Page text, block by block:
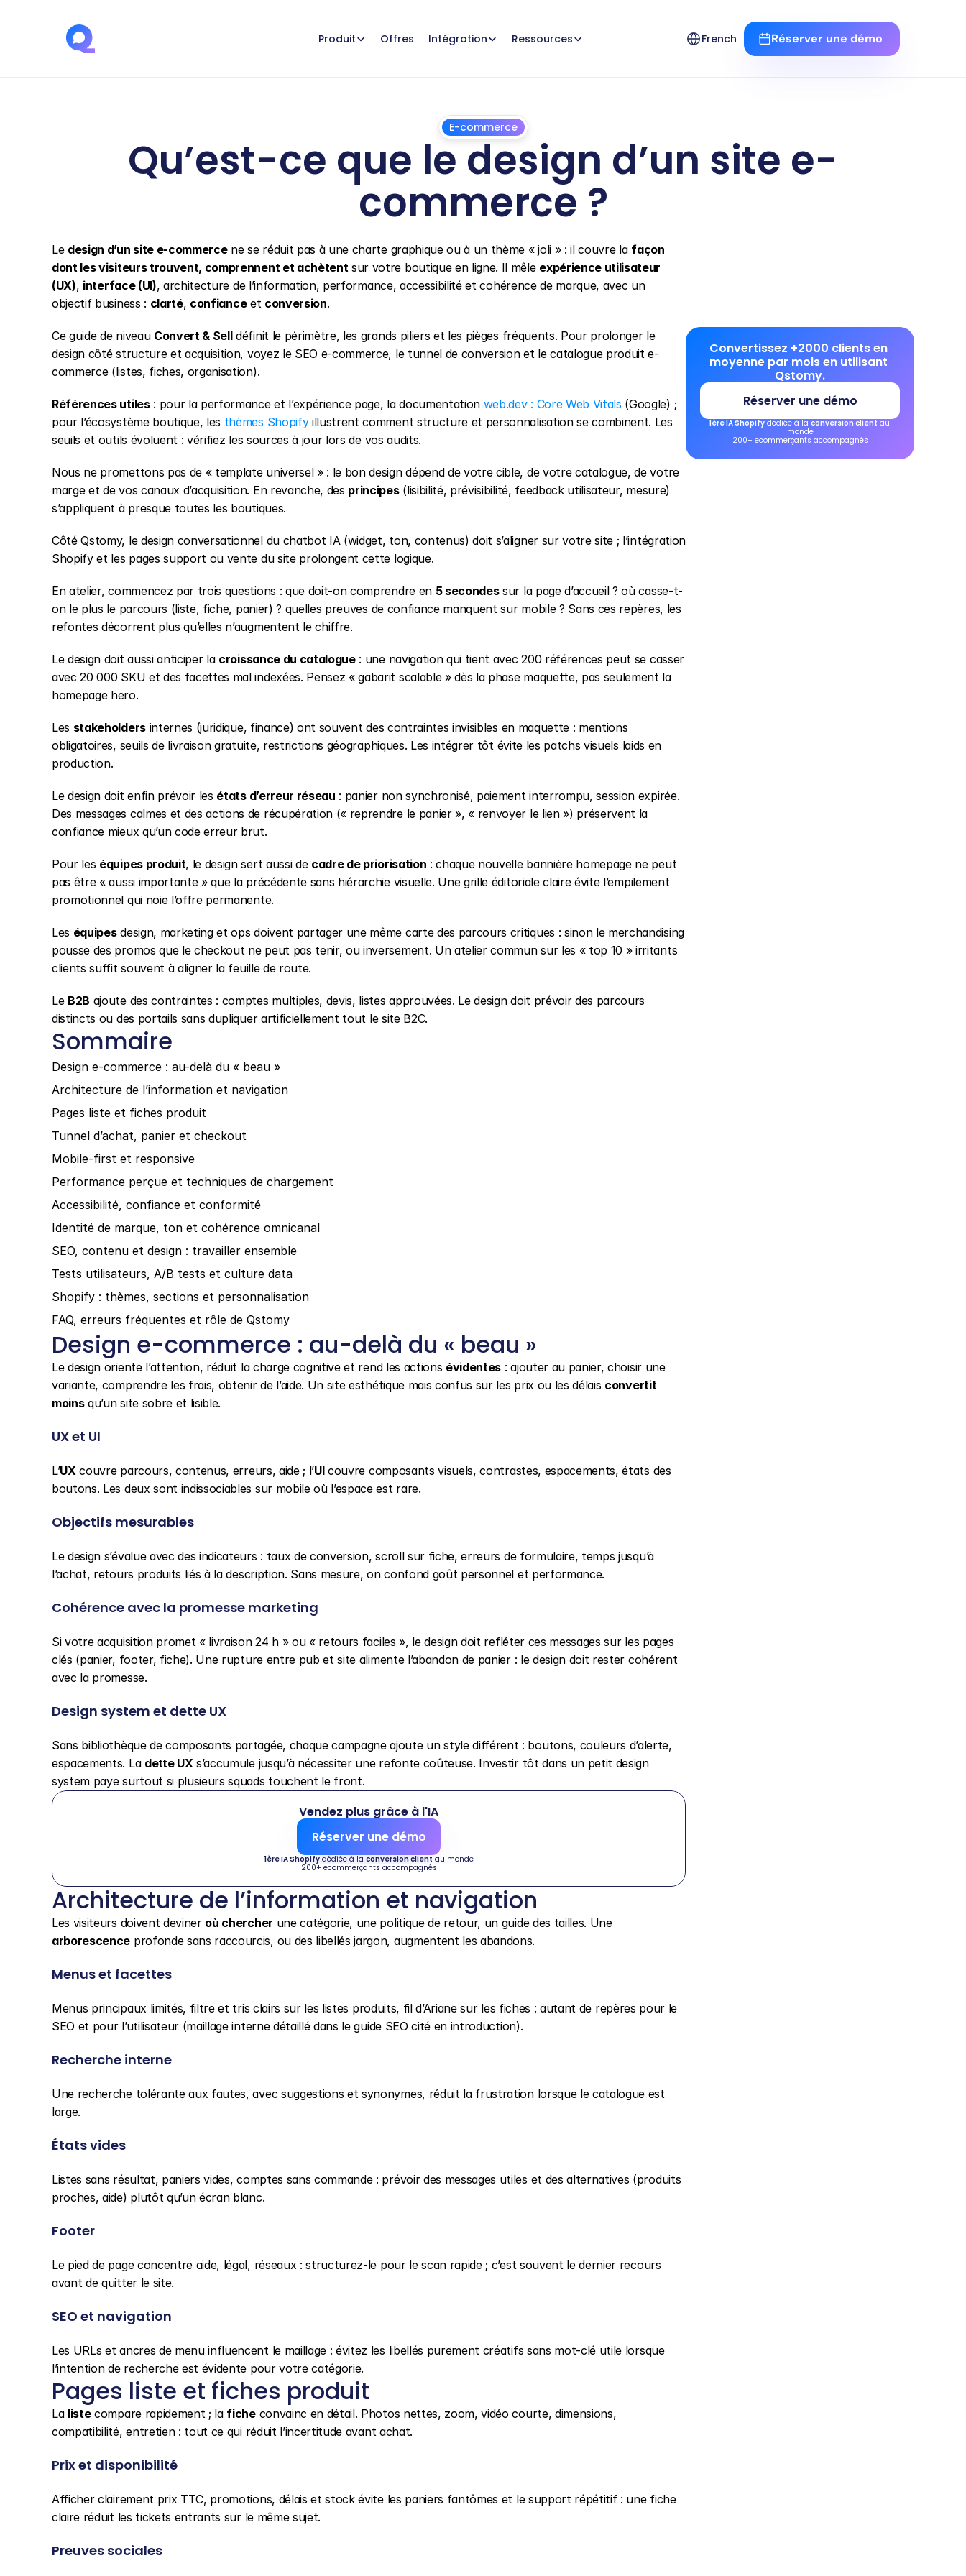
Produit Offres Intégration Ressources
Select Language
French Réserver une démo
E-commerce
Qu’est-ce que le design d’un site e-
commerce ?
Le design d’un site e-commerce ne se réduit pas à une charte graphique ou à un thème « joli » : il couvre la façon
dont les visiteurs trouvent, comprennent et achètent sur votre boutique en ligne. Il mêle expérience utilisateur
(UX), interface (UI), architecture de l’information, performance, accessibilité et cohérence de marque, avec un
objectif business : clarté, confiance et conversion.
Ce guide de niveau Convert & Sell définit le périmètre, les grands piliers et les pièges fréquents. Pour prolonger le
design côté structure et acquisition, voyez le SEO e-commerce, le tunnel de conversion et le catalogue produit e-
commerce (listes, fiches, organisation).
Références utiles : pour la performance et l’expérience page, la documentation web.dev : Core Web Vitals (Google) ;
pour l’écosystème boutique, les thèmes Shopify illustrent comment structure et personnalisation se combinent. Les
seuils et outils évoluent : vérifiez les sources à jour lors de vos audits.
Nous ne promettons pas de « template universel » : le bon design dépend de votre cible, de votre catalogue, de votre
marge et de vos canaux d’acquisition. En revanche, des principes (lisibilité, prévisibilité, feedback utilisateur, mesure)
s’appliquent à presque toutes les boutiques.
Côté Qstomy, le design conversationnel du chatbot IA (widget, ton, contenus) doit s’aligner sur votre site ; l’intégration
Shopify et les pages support ou vente du site prolongent cette logique.
En atelier, commencez par trois questions : que doit-on comprendre en 5 secondes sur la page d’accueil ? où casse-t-
on le plus le parcours (liste, fiche, panier) ? quelles preuves de confiance manquent sur mobile ? Sans ces repères, les
refontes décorrent plus qu’elles n’augmentent le chiffre.
Le design doit aussi anticiper la croissance du catalogue : une navigation qui tient avec 200 références peut se casser
avec 20 000 SKU et des facettes mal indexées. Pensez « gabarit scalable » dès la phase maquette, pas seulement la
homepage hero.
Les stakeholders internes (juridique, finance) ont souvent des contraintes invisibles en maquette : mentions
obligatoires, seuils de livraison gratuite, restrictions géographiques. Les intégrer tôt évite les patchs visuels laids en
production.
Le design doit enfin prévoir les états d’erreur réseau : panier non synchronisé, paiement interrompu, session expirée.
Des messages calmes et des actions de récupération (« reprendre le panier », « renvoyer le lien ») préservent la
confiance mieux qu’un code erreur brut.
Pour les équipes produit, le design sert aussi de cadre de priorisation : chaque nouvelle bannière homepage ne peut
pas être « aussi importante » que la précédente sans hiérarchie visuelle. Une grille éditoriale claire évite l’empilement
promotionnel qui noie l’offre permanente.
Les équipes design, marketing et ops doivent partager une même carte des parcours critiques : sinon le merchandising
pousse des promos que le checkout ne peut pas tenir, ou inversement. Un atelier commun sur les « top 10 » irritants
clients suffit souvent à aligner la feuille de route.
Le B2B ajoute des contraintes : comptes multiples, devis, listes approuvées. Le design doit prévoir des parcours
distincts ou des portails sans dupliquer artificiellement tout le site B2C.
Sommaire
Design e-commerce : au-delà du « beau »
Architecture de l’information et navigation
Pages liste et fiches produit
Tunnel d’achat, panier et checkout
Mobile-first et responsive
Performance perçue et techniques de chargement
Accessibilité, confiance et conformité
Identité de marque, ton et cohérence omnicanal
SEO, contenu et design : travailler ensemble
Tests utilisateurs, A/B tests et culture data
Shopify : thèmes, sections et personnalisation
FAQ, erreurs fréquentes et rôle de Qstomy
Design e-commerce : au-delà du « beau »
Le design oriente l’attention, réduit la charge cognitive et rend les actions évidentes : ajouter au panier, choisir une
variante, comprendre les frais, obtenir de l’aide. Un site esthétique mais confus sur les prix ou les délais convertit
moins qu’un site sobre et lisible.
UX et UI
L’UX couvre parcours, contenus, erreurs, aide ; l’UI couvre composants visuels, contrastes, espacements, états des
boutons. Les deux sont indissociables sur mobile où l’espace est rare.
Objectifs mesurables
Le design s’évalue avec des indicateurs : taux de conversion, scroll sur fiche, erreurs de formulaire, temps jusqu’à
l’achat, retours produits liés à la description. Sans mesure, on confond goût personnel et performance.
Cohérence avec la promesse marketing
Si votre acquisition promet « livraison 24 h » ou « retours faciles », le design doit refléter ces messages sur les pages
clés (panier, footer, fiche). Une rupture entre pub et site alimente l’abandon de panier : le design doit rester cohérent
avec la promesse.
Design system et dette UX
Sans bibliothèque de composants partagée, chaque campagne ajoute un style différent : boutons, couleurs d’alerte,
espacements. La dette UX s’accumule jusqu’à nécessiter une refonte coûteuse. Investir tôt dans un petit design
system paye surtout si plusieurs squads touchent le front.
Vendez plus grâce à l'IA
Réserver une démo
1ère IA Shopify dédiée à la conversion client au monde
200+ ecommerçants accompagnés
Architecture de l’information et navigation
Les visiteurs doivent deviner où chercher
une catégorie, une politique de retour, un guide des tailles. Une
arborescence profonde sans raccourcis, ou des libellés jargon, augmentent les abandons.
Menus et facettes
Menus principaux limités, filtre et tris clairs sur les listes produits, fil d’Ariane sur les fiches : autant de repères pour le
SEO et pour l’utilisateur (maillage interne détaillé dans le guide SEO cité en introduction).
Recherche interne
Une recherche tolérante aux fautes, avec suggestions et synonymes, réduit la frustration lorsque le catalogue est
large.
États vides
Listes sans résultat, paniers vides, comptes sans commande : prévoir des messages utiles et des alternatives (produits
proches, aide) plutôt qu’un écran blanc.
Footer
Le pied de page concentre aide, légal, réseaux : structurez-le pour le scan rapide ; c’est souvent le dernier recours
avant de quitter le site.
SEO et navigation
Les URLs et ancres de menu influencent le maillage : évitez les libellés purement créatifs sans mot-clé utile lorsque
l’intention de recherche est évidente pour votre catégorie.
Pages liste et fiches produit
La liste compare rapidement ; la fiche convainc en détail. Photos nettes, zoom, vidéo courte, dimensions,
compatibilité, entretien : tout ce qui réduit l’incertitude avant achat.
Prix et disponibilité
Afficher clairement prix TTC, promotions, délais et stock évite les paniers fantômes et le support répétitif : une fiche
claire réduit les tickets entrants sur le même sujet.
Preuves sociales
Convertissez +2000 clients en
moyenne par mois en utilisant
Qstomy.
Réserver une démo
1ère IA Shopify dédiée à la conversion client au
monde
200+ ecommerçants accompagnés